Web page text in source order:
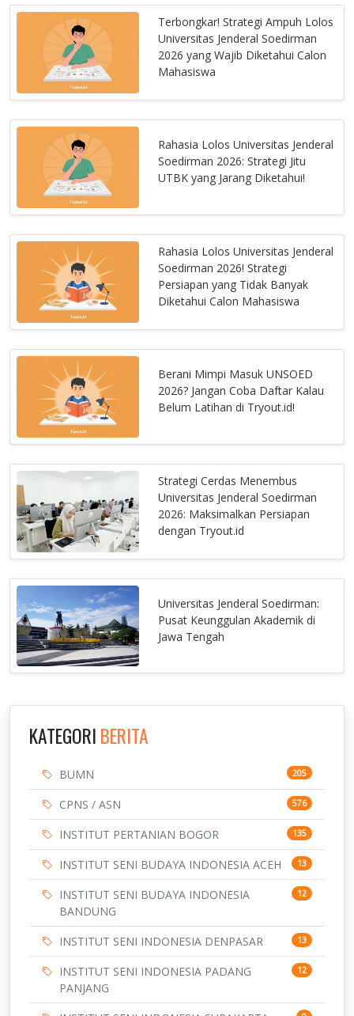
Terbongkar! Strategi Ampuh Lolos
Universitas Jenderal Soedirman
2026 yang Wajib Diketahui Calon
Mahasiswa
Rahasia Lolos Universitas Jenderal
Soedirman 2026: Strategi Jitu
UTBK yang Jarang Diketahui!
Rahasia Lolos Universitas Jenderal
Soedirman 2026! Strategi
Persiapan yang Tidak Banyak
Diketahui Calon Mahasiswa
Berani Mimpi Masuk UNSOED
2026? Jangan Coba Daftar Kalau
Belum Latihan di Tryout.id!
Strategi Cerdas Menembus
Universitas Jenderal Soedirman
2026: Maksimalkan Persiapan
dengan Tryout.id
Universitas Jenderal Soedirman:
Pusat Keunggulan Akademik di
Jawa Tengah
KATEGORI BERITA
BUMN 205
CPNS / ASN 576
INSTITUT PERTANIAN BOGOR 135
INSTITUT SENI BUDAYA INDONESIA ACEH 13
INSTITUT SENI BUDAYA INDONESIA
BANDUNG
12
INSTITUT SENI INDONESIA DENPASAR 13
INSTITUT SENI INDONESIA PADANG
PANJANG
12